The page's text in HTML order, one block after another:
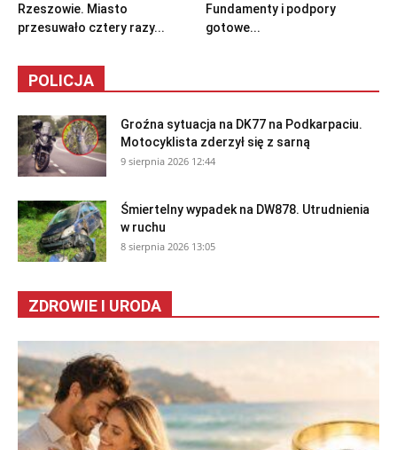
Rzeszowie. Miasto
przesuwało cztery razy...
Fundamenty i podpory
gotowe...
POLICJA
Groźna sytuacja na DK77 na Podkarpaciu.
Motocyklista zderzył się z sarną
9 sierpnia 2026 12:44
Śmiertelny wypadek na DW878. Utrudnienia
w ruchu
8 sierpnia 2026 13:05
ZDROWIE I URODA